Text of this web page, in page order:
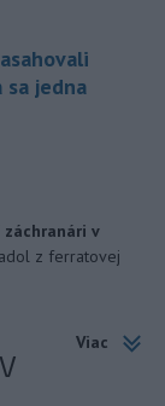
jedna
v
z ferratovej
Viac